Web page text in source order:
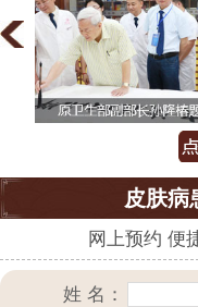
皮肤病
网上预约 便
姓 名：